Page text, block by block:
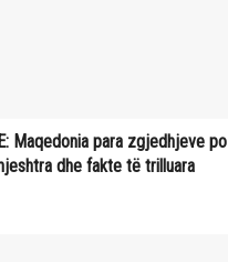
Maqedonia para zgjedhjeve po
dhe fakte të trilluara